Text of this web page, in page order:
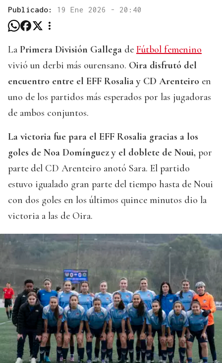
Publicado: 19 Ene 2026 - 20:40
La Primera División Gallega de Fútbol femenino
vivió un derbi más ourensano. Oira disfrutó del
encuentro entre el EFF Rosalia y CD Arenteiro en
uno de los partidos más esperados por las jugadoras
de ambos conjuntos.
La victoria fue para el EFF Rosalia gracias a los
goles de Noa Domínguez y el doblete de Noui, por
parte del CD Arenteiro anotó Sara. El partido
estuvo igualado gran parte del tiempo hasta de Noui
con dos goles en los últimos quince minutos dio la
victoria a las de Oira.